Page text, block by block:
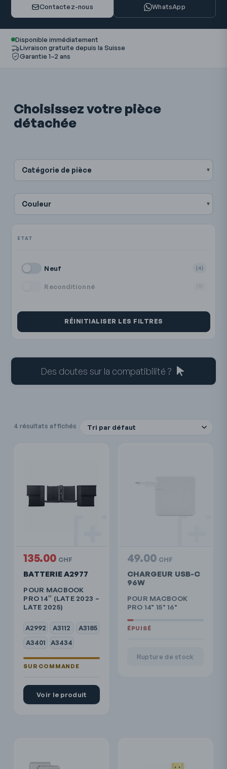
Contactez-nous
WhatsApp
Disponible immédiatement
Livraison gratuite depuis la Suisse
Garantie 1–2 ans
Choisissez votre pièce
détachée
Catégorie de pièce
Couleur
Neuf (4)
Reconditionné
RÉINITIALISER LES FILTRES
Des doutes sur la compatibilité ?
4 résultats affichés
BATTERIE A2977
POUR MACBOOK
PRO 14″ (LATE 2023 –
LATE 2025)
A2992 A3112
A3185
A3401
A3434
135.00 CHF
Voir le produit
CHARGEUR USB-C
96W
POUR MACBOOK
PRO 14" 15" 16"
49.00 CHF
Rupture de stock